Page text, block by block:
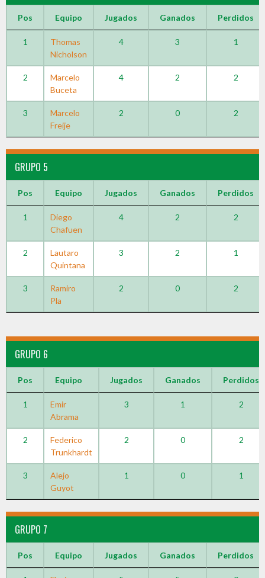
Pos Equipo Jugados Ganados Perdidos
1
Thomas
Nicholson
4 3 1
2
Marcelo
Buceta
4 2 2
3
Marcelo
Freije
2 0 2
GRUPO 5
Pos Equipo Jugados Ganados Perdidos
1
Diego
Chafuen
4 2 2
2
Lautaro
Quintana
3 2 1
3
Ramiro
Pla
2 0 2
GRUPO 6
Pos Equipo Jugados Ganados Perdidos
1
Emir
Abrama
3 1 2
2
Federico
Trunkhardt
2 0 2
3
Alejo
Guyot
1 0 1
GRUPO 7
Pos Equipo Jugados Ganados Perdidos